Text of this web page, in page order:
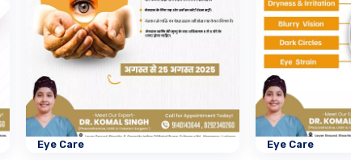
Eye Care Eye Care